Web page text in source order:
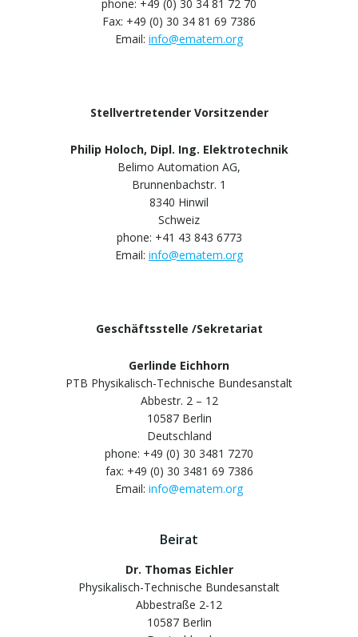
phone: +49 (0) 30 34 81 72 70
Fax: +49 (0) 30 34 81 69 7386
Email: info@ematem.org
Stellvertretender Vorsitzender
Philip Holoch, Dipl. Ing. Elektrotechnik
Belimo Automation AG,
Brunnenbachstr. 1
8340 Hinwil
Schweiz
phone: +41 43 843 6773
Email: info@ematem.org
Geschäftsstelle /Sekretariat
Gerlinde Eichhorn
PTB Physikalisch-Technische Bundesanstalt
Abbestr. 2 – 12
10587 Berlin
Deutschland
phone: +49 (0) 30 3481 7270
fax: +49 (0) 30 3481 69 7386
Email: info@ematem.org
Beirat
Dr. Thomas Eichler
Physikalisch-Technische Bundesanstalt
Abbestraße 2-12
10587 Berlin